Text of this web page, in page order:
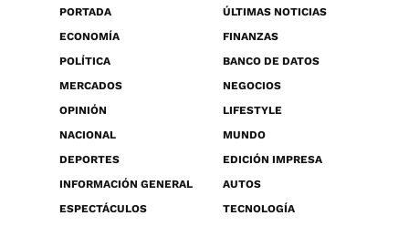
PORTADA
ÚLTIMAS NOTICIAS
ECONOMÍA
FINANZAS
POLÍTICA
BANCO DE DATOS
MERCADOS
NEGOCIOS
OPINIÓN
LIFESTYLE
NACIONAL
MUNDO
DEPORTES
EDICIÓN IMPRESA
INFORMACIÓN GENERAL
AUTOS
ESPECTÁCULOS
TECNOLOGÍA